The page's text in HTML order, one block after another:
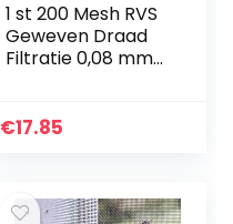
1 st 200 Mesh RVS
Geweven Draad
Filtratie 0,08 mm
cm Filteren
€17.85